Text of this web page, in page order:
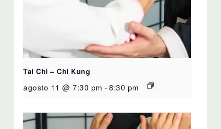
Tai Chi – Chi Kung
agosto 11 @ 7:30 pm -8:30 pm